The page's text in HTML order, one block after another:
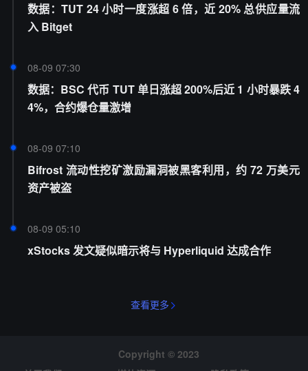
数据：TUT 24 小时一度涨超 6 倍，近 20% 总供应量流
入 Bitget
08-09 07:30
数据：BSC 代币 TUT 单日涨超 200%后近 1 小时暴跌 4
4%，合约爆仓量激增
08-09 07:10
Bifrost 流动性挖矿激励漏洞被黑客利用，约 72 万美元
资产被盗
08-09 05:10
xStocks 发文疑似暗示将与 Hyperliquid 达成合作
查看更多
Copyright © 2023